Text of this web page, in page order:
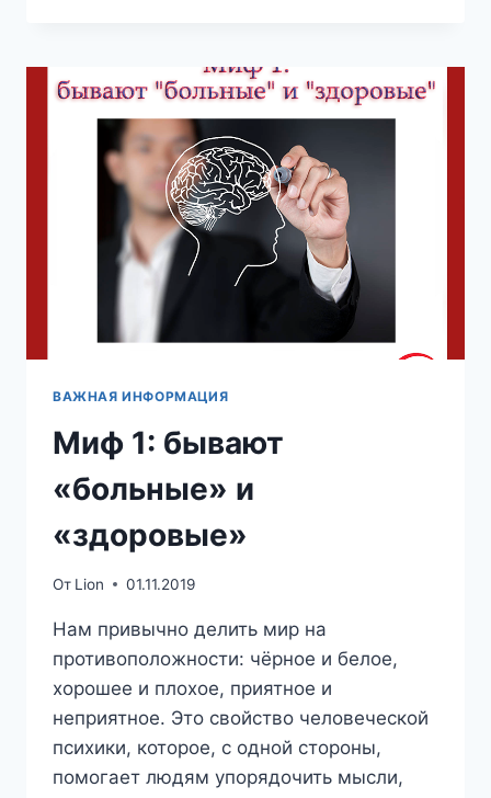
ЕСТЬ
НЕДООБСЛЕДОВАННЫЕ
ВАЖНАЯ ИНФОРМАЦИЯ
Миф 1: бывают
«больные» и
«здоровые»
От Lion 01.11.2019
Нам привычно делить мир на
противоположности: чёрное и белое,
хорошее и плохое, приятное и
неприятное. Это свойство человеческой
психики, которое, с одной стороны,
помогает людям упорядочить мысли,